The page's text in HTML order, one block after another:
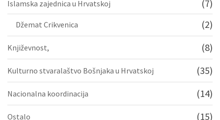
Islamska zajednica u Hrvatskoj (7)
Džemat Crikvenica (2)
Književnost, (8)
Kulturno stvaralaštvo Bošnjaka u Hrvatskoj (35)
Nacionalna koordinacija (14)
Ostalo (15)